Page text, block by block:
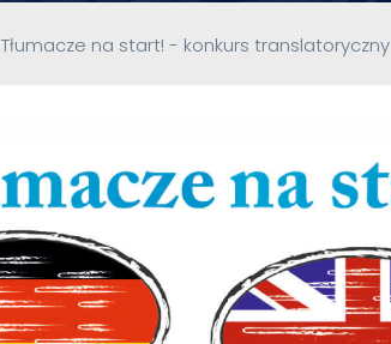
Tłumacze na start! - konkurs translatoryczny